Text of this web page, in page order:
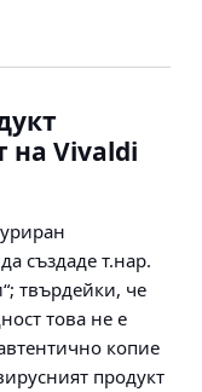
на Vivaldi
създаде т.нар.
твърдейки, че
това не е
копие
продукт